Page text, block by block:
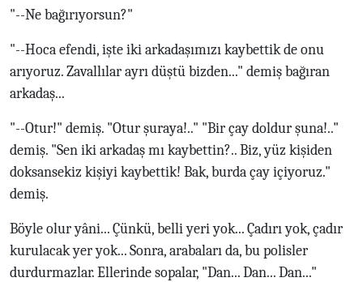
"--Ne bağırıyorsun?"
"--Hoca efendi, işte iki arkadaşımızı kaybettik de onu
arıyoruz. Zavallılar ayrı düştü bizden..." demiş bağıran
arkadaş...
"--Otur!" demiş. "Otur şuraya!.." "Bir çay doldur şuna!.."
demiş. "Sen iki arkadaş mı kaybettin?.. Biz, yüz kişiden
doksansekiz kişiyi kaybettik! Bak, burda çay içiyoruz."
demiş.
Böyle olur yâni... Çünkü, belli yeri yok... Çadırı yok, çadır
kurulacak yer yok... Sonra, arabaları da, bu polisler
durdurmazlar. Ellerinde sopalar, "Dan... Dan... Dan..."